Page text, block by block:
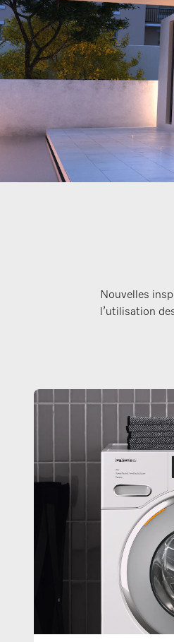
Nouvelles
l’utilisation